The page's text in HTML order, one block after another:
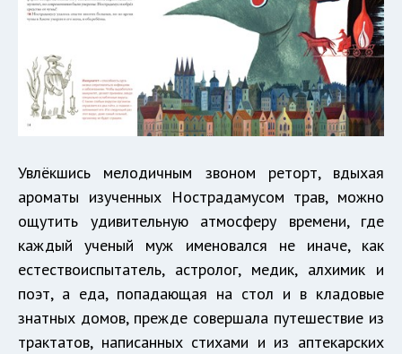
Увлёкшись мелодичным звоном реторт, вдыхая
ароматы изученных Нострадамусом трав, можно
ощутить удивительную атмосферу времени, где
каждый ученый муж именовался не иначе, как
естествоиспытатель, астролог, медик, алхимик и
поэт, а еда, попадающая на стол и в кладовые
знатных домов, прежде совершала путешествие из
трактатов, написанных стихами и из аптекарских